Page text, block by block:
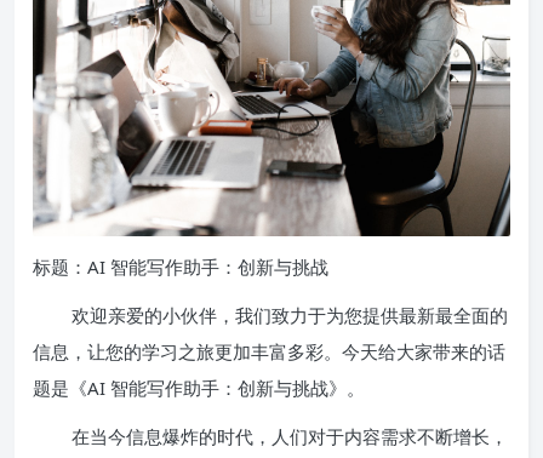
标题：AI 智能写作助手：创新与挑战
欢迎亲爱的小伙伴，我们致力于为您提供最新最全面的
信息，让您的学习之旅更加丰富多彩。今天给大家带来的话
题是《AI 智能写作助手：创新与挑战》。
在当今信息爆炸的时代，人们对于内容需求不断增长，